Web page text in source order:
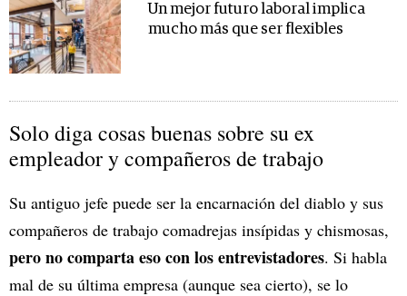
Un mejor futuro laboral implica
mucho más que ser flexibles
Solo diga cosas buenas sobre su ex
empleador y compañeros de trabajo
Su antiguo jefe puede ser la encarnación del diablo y sus
compañeros de trabajo comadrejas insípidas y chismosas,
pero no comparta eso con los entrevistadores. Si habla
mal de su última empresa (aunque sea cierto), se lo